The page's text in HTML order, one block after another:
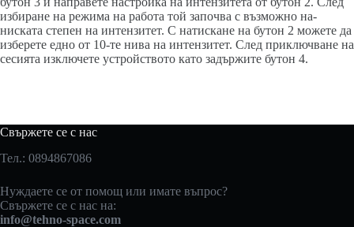
избиране на режима на работа той започва с възможно на-
ниската степен на интензитет. С натискане на бутон 2 можете да
изберете едно от 10-те нива на интензитет. След приключване на
сесията изключете устройството като задържите бутон 4.
Свържете се с нас
Тел.: 0894867086
Нуждаете се от помощ или имате въпрос?
Свържете се с нас на:
info@tehno-space.com